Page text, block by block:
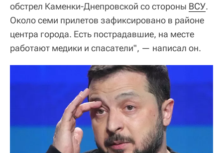
обстрел Каменки-Днепровской со стороны ВСУ.
Около семи прилетов зафиксировано в районе
центра города. Есть пострадавшие, на месте
работают медики и спасатели", — написал он.